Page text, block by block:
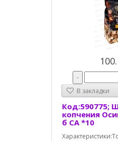
-
В закладки
Код:590775;
копчения
б СА *10